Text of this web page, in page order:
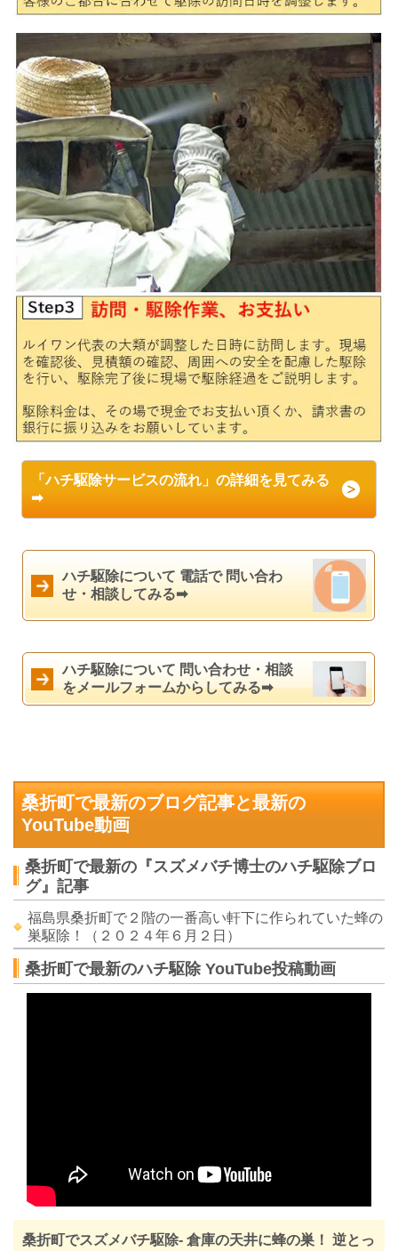
「ハチ駆除サービスの流れ」の詳細を見てみる
➡
ハチ駆除について 電話で 問い合わ
せ・相談してみる➡
ハチ駆除について 問い合わせ・相談
をメールフォームからしてみる➡
桑折町で最新のブログ記事と最新の
YouTube動画
桑折町で最新の『スズメバチ博士のハチ駆除ブロ
グ』記事
福島県桑折町で２階の一番高い軒下に作られていた蜂の
巣駆除！（２０２４年６月２日）
桑折町で最新のハチ駆除 YouTube投稿動画
桑折町でスズメバチ駆除- 倉庫の天井に蜂の巣！ 逆とっ